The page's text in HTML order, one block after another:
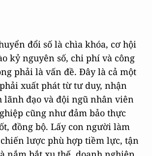
đổi số là chìa khóa, cơ hội
kỷ nguyên số, chi phí và công
phải là vấn đề. Đây là cả một
xuất phát từ tư duy, nhận
lãnh đạo và đội ngũ nhân viên
cũng như đảm bảo thực
đồng bộ. Lấy con người làm
lược phù hợp tiềm lực, tận